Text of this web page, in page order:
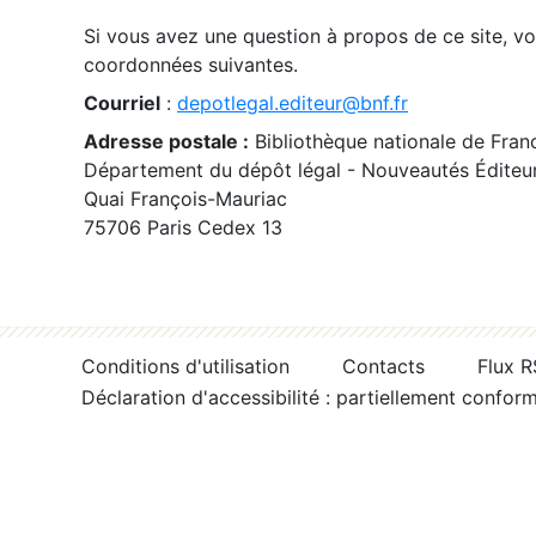
Si vous avez une question à propos de ce site,
coordonnées suivantes.
Courriel : depotlegal.editeur@bnf.fr
Adresse postale : Bibliothèque nationale de
Département du dépôt légal - Nouveautés
Quai François-Mauriac
75706 Paris Cedex 13
Conditions d'utilisation Contacts
Flux
Déclaration d'accessibilité : partiellement